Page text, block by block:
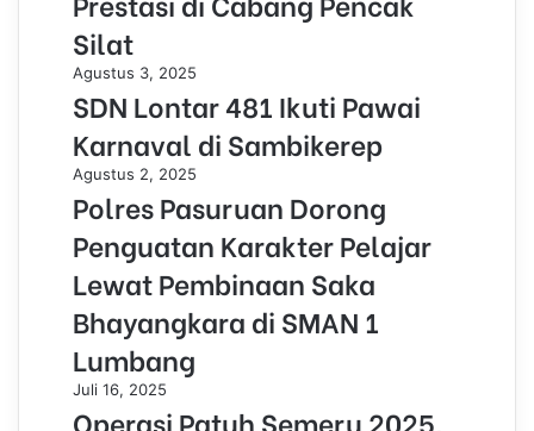
Silat
Agustus 3, 2025
SDN Lontar 481 Ikuti Pawai
Karnaval di Sambikerep
Agustus 2, 2025
Polres Pasuruan Dorong
Penguatan Karakter Pelajar
Lewat Pembinaan Saka
Bhayangkara di SMAN 1
Lumbang
Juli 16, 2025
Operasi Patuh Semeru 2025,